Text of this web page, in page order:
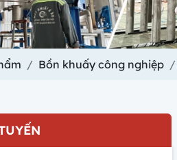
Bồn khuấy công nghiệp